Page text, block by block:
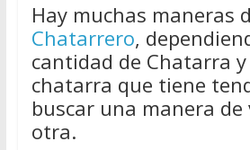
Hay muchas maneras
Chatarrero,
cantidad de Chatarra
chatarra que tiene
buscar una manera de
otra.